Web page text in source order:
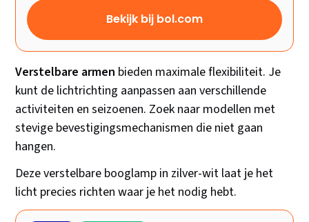
Bekijk bij bol.com
Verstelbare armen bieden maximale flexibiliteit. Je
kunt de lichtrichting aanpassen aan verschillende
activiteiten en seizoenen. Zoek naar modellen met
stevige bevestigingsmechanismen die niet gaan
hangen.
Deze verstelbare booglamp in zilver-wit laat je het
licht precies richten waar je het nodig hebt.